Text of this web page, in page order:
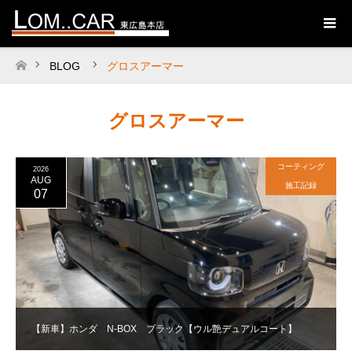
ホーム
BLOG グロスアーマー
グロスアーマー
【新車】ホンダ N-BOX ブラック【ウル艶デュアルコート】
2026
AUG
07
コーティング
施工記録